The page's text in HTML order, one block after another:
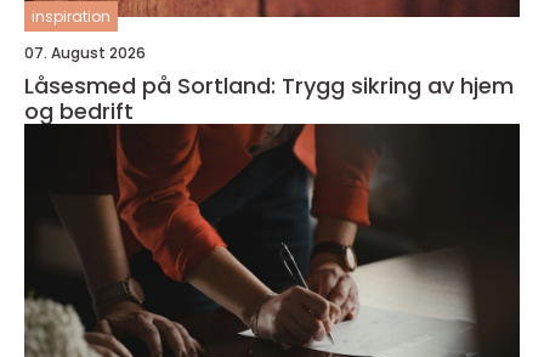
inspiration
07. August 2026
Låsesmed på Sortland: Trygg sikring av hjem
og bedrift